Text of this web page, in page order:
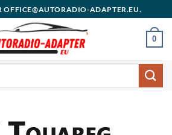
OFFICE@AUTORADIO-ADAPTER.EU.
0